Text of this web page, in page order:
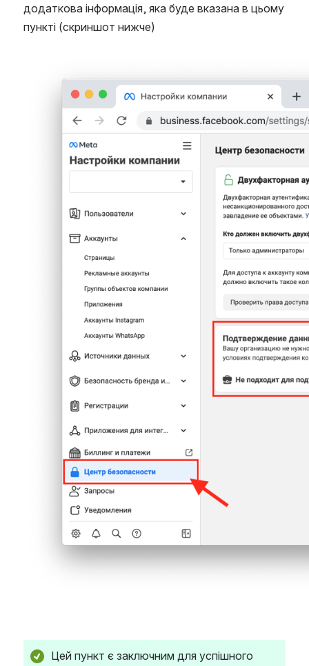
додаткова інформація, яка буде вказана в цьому
пункті (скриншот нижче)
Цей пункт є заключним для успішного